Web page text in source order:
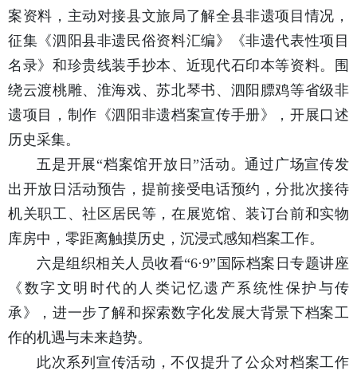
案资料，主动对接县文旅局了解全县非遗项目情况，
征集《泗阳县非遗民俗资料汇编》《非遗代表性项目
名录》和珍贵线装手抄本、近现代石印本等资料。围
绕云渡桃雕、淮海戏、苏北琴书、泗阳膘鸡等省级非
遗项目，制作《泗阳非遗档案宣传手册》，开展口述
历史采集。
五是开展“档案馆开放日”活动。通过广场宣传发
出开放日活动预告，提前接受电话预约，分批次接待
机关职工、社区居民等，在展览馆、装订台前和实物
库房中，零距离触摸历史，沉浸式感知档案工作。
六是组织相关人员收看“6·9”国际档案日专题讲座
《数字文明时代的人类记忆遗产系统性保护与传
承》，进一步了解和探索数字化发展大背景下档案工
作的机遇与未来趋势。
此次系列宣传活动，不仅提升了公众对档案工作